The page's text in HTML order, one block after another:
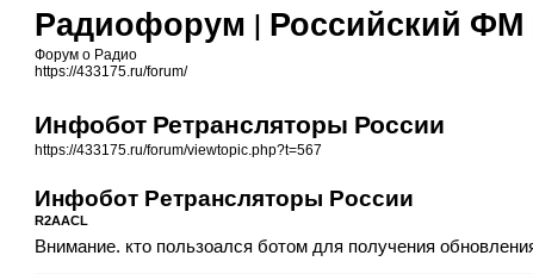
Радиофорум | Российский ФМ
Форум о Радио
https://433175.ru/forum/
Инфобот Ретрансляторы России
https://433175.ru/forum/viewtopic.php?t=567
Инфобот Ретрансляторы России
R2AACL
Внимание. кто пользоался ботом для получения